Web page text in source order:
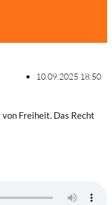
10.09.2025 18:50
Freiheit. Das Recht